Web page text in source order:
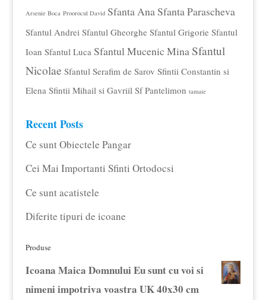
Arsenie Boca Proorocul David Sfanta AnaSfanta Parascheva
Sfantul Andrei Sfantul Gheorghe Sfantul Grigorie Sfantul
Ioan Sfantul Luca Sfantul Mucenic Mina Sfantul
Nicolae Sfantul Serafim de Sarov Sfintii Constantin si
Elena Sfintii Mihail si Gavriil Sf Pantelimon tamaie
Recent Posts
Ce sunt Obiectele Pangar
Cei Mai Importanti Sfinti Ortodocsi
Ce sunt acatistele
Diferite tipuri de icoane
Produse
Icoana Maica Domnului Eu sunt cu voi si
nimeni impotriva voastra UK 40x30 cm